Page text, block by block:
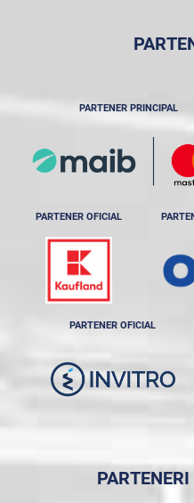
PARTENER PRINCIPAL
PARTENER OFICIAL
PARTENER OFICIAL